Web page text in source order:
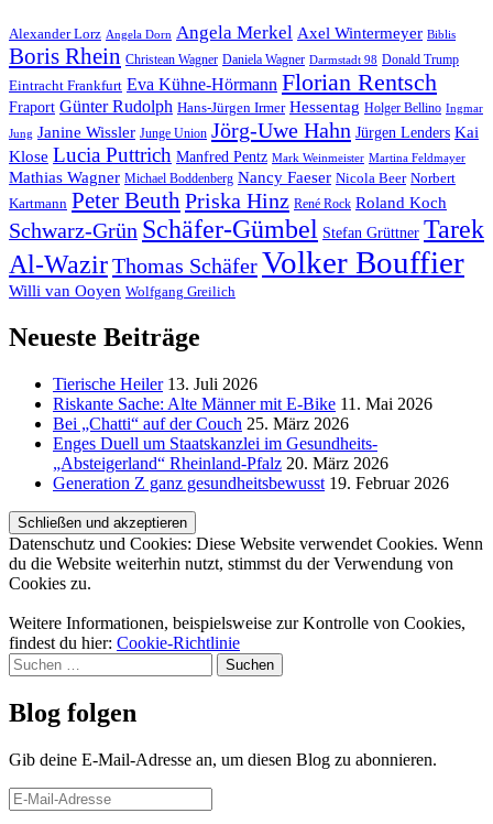
Alexander Lorz Angela Dorn Angela Merkel Axel Wintermeyer Biblis
Boris Rhein Christean Wagner Daniela Wagner Darmstadt 98 Donald Trump
Eintracht Frankfurt Eva Kühne-Hörmann Florian Rentsch
Fraport Günter Rudolph Hans-Jürgen Irmer Hessentag Holger Bellino Ingmar
Jung Janine Wissler Junge Union Jörg-Uwe Hahn Jürgen Lenders Kai
Klose Lucia Puttrich Manfred Pentz Mark Weinmeister Martina Feldmayer
Mathias Wagner Michael Boddenberg Nancy Faeser Nicola Beer Norbert
Kartmann Peter BeuthPriska Hinz René Rock Roland Koch
Schwarz-Grün Schäfer-Gümbel Stefan Grüttner Tarek
Al-WazirThomas SchäferVolker Bouffier
Willi van Ooyen Wolfgang Greilich
Neueste Beiträge
Tierische Heiler 13. Juli 2026
Riskante Sache: Alte Männer mit E-Bike 11. Mai 2026
Bei „Chatti“ auf der Couch 25. März 2026
Enges Duell um Staatskanzlei im Gesundheits-
„Absteigerland“ Rheinland-Pfalz 20. März 2026
Generation Z ganz gesundheitsbewusst 19. Februar 2026
Datenschutz und Cookies: Diese Website verwendet Cookies. Wenn
du die Website weiterhin nutzt, stimmst du der Verwendung von
Cookies zu.
Weitere Informationen, beispielsweise zur Kontrolle von Cookies,
findest du hier: Cookie-Richtlinie
Suchen
nach:
Blog folgen
Gib deine E-Mail-Adresse an, um diesen Blog zu abonnieren.
E-
Mail-